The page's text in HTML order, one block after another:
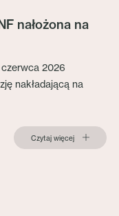
nałożona na
czerwca 2026
nakładającą na
Czytaj więcej